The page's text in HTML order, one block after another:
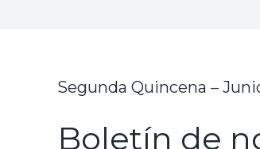
Segunda Quincena –
Boletín de